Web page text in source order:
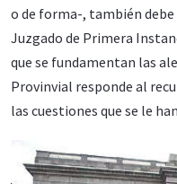
o de forma-, también
Juzgado de Primera
que se fundamentan las
Provinvial responde al
las cuestiones que se le